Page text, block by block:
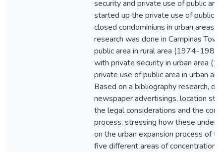
security and private use of public
started up the private use of public
closed condominiuns in urban areas,
research was done in Campinas
public area in rural area (1974-
with private security in urban area
private use of public area in urban
Based on a bibliography research,
newspaper advertisings, location
the legal considerations and the
process, stressing how these
on the urban expansion process of
five different areas of concentration